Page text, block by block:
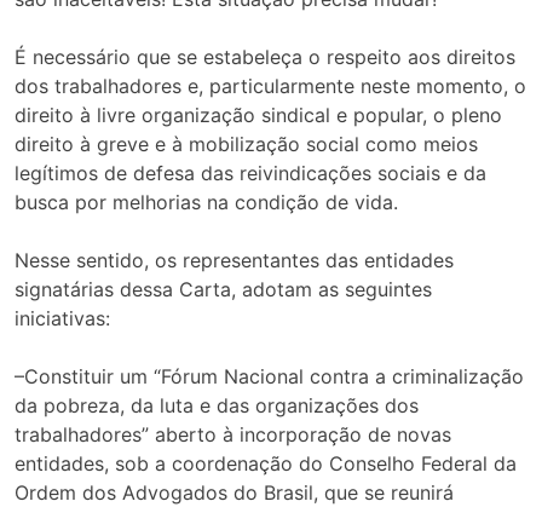
É necessário que se estabeleça o respeito aos direitos
dos trabalhadores e, particularmente neste momento, o
direito à livre organização sindical e popular, o pleno
direito à greve e à mobilização social como meios
legítimos de defesa das reivindicações sociais e da
busca por melhorias na condição de vida.
Nesse sentido, os representantes das entidades
signatárias dessa Carta, adotam as seguintes
iniciativas:
–Constituir um “Fórum Nacional contra a criminalização
da pobreza, da luta e das organizações dos
trabalhadores” aberto à incorporação de novas
entidades, sob a coordenação do Conselho Federal da
Ordem dos Advogados do Brasil, que se reunirá